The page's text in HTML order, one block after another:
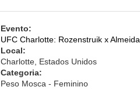
Evento:
UFC Charlotte: Rozenstruik x Almeida
Local:
Charlotte, Estados Unidos
Categoria:
Peso Mosca - Feminino